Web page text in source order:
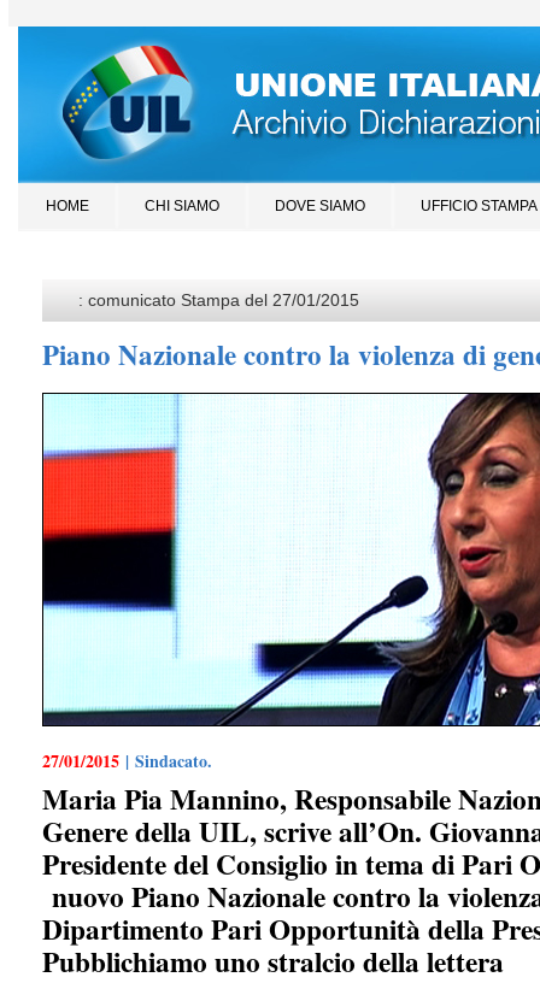
HOME CHI SIAMO DOVE SIAMO UFFICIO STAMPA
: comunicato Stampa del 27/01/2015
Piano Nazionale contro la violenza di
27/01/2015 | Sindacato.
Maria Pia Mannino, Responsabile
Genere della UIL, scrive all’On.
Presidente del Consiglio in tema di
nuovo Piano Nazionale contro la
Dipartimento Pari Opportunità della
Pubblichiamo uno stralcio della lettera